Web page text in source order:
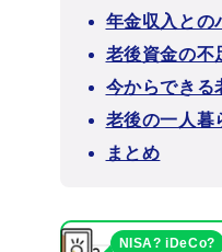
年金収入との
老後資金の不
今からできる
老後の一人暮
まとめ
NISA? iDeCo?